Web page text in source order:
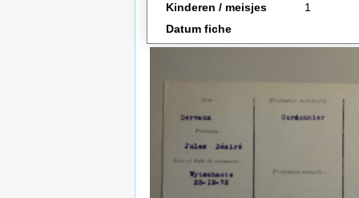
Kinderen / meisjes
1
Datum fiche